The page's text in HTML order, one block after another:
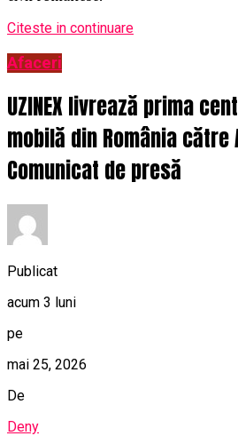
Citeste in continuare
Afaceri
UZINEX livrează prima
mobilă din România către
Comunicat de presă
Publicat
acum 3 luni
pe
mai 25, 2026
De
Deny